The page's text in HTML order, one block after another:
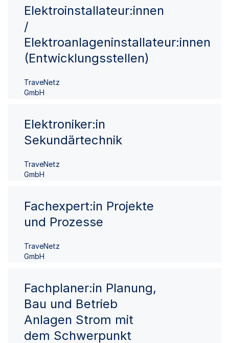
Elektroinstallateur:innen
/
Elektroanlageninstallateur:innen
(Entwicklungsstellen)
TraveNetz
GmbH
Elektroniker:in
Sekundärtechnik
TraveNetz
GmbH
Fachexpert:in Projekte
und Prozesse
TraveNetz
GmbH
Fachplaner:in Planung,
Bau und Betrieb
Anlagen Strom mit
dem Schwerpunkt